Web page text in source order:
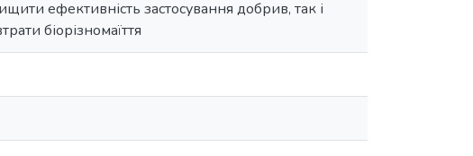
ефективність застосування добрив, так і
біорізномаїття